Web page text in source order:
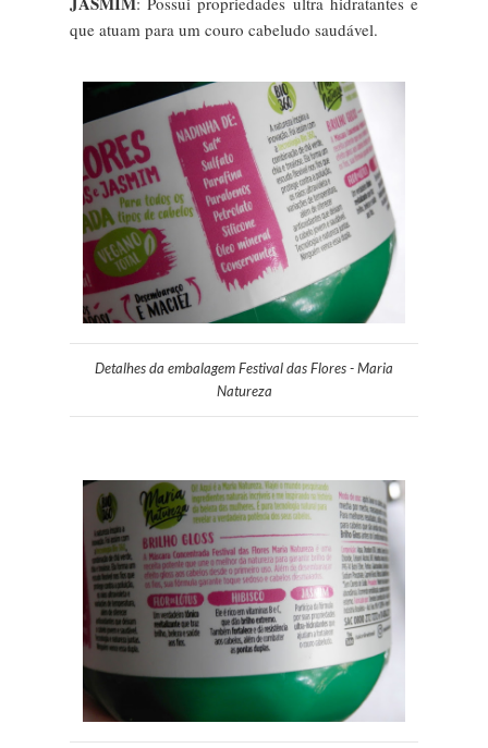
que atuam para um couro cabeludo saudável.
Detalhes da embalagem Festival das Flores - Maria
Natureza